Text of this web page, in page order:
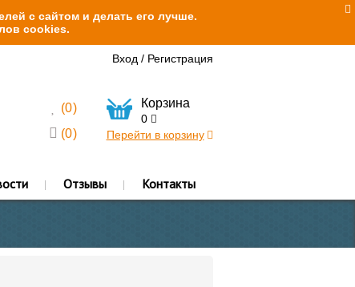
с сайтом и делать его лучше.
cookies.
Вход / Регистрация
(0)
(0)
Корзина
0
Перейти в корзину
Отзывы Контакты